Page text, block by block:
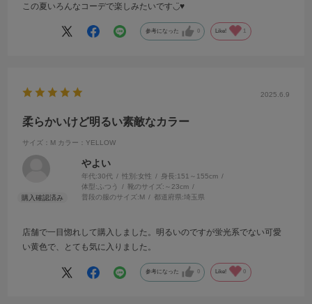
この夏いろんなコーデで楽しみたいです◡̈♥︎
参考になった 0 Like! 1
2025.6.9
柔らかいけど明るい素敵なカラー
サイズ：M カラー：YELLOW
やよい
年代:30代 性別:女性 身長:151～155cm
体型: ふつう 靴のサイズ: ～23cm
普段の服のサイズ:M 都道府県:埼玉県
店舗で一目惚れして購入しました。明るいのですが蛍光系でない可愛
い黄色で、とても気に入りました。
参考になった 0 Like! 0